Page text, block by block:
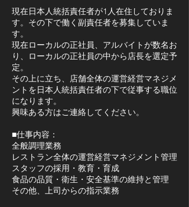
現在日本人統括責任者が1人在住しておりま
す。その下で働く副責任者を募集していま
す。
現在ローカルの正社員、アルバイトが数名お
り、ローカルの正社員の中から店長を選定予
定。
その上に立ち、店舗全体の運営経営マネジメ
ントを日本人統括責任者の下で従事する職位
になります。
興味ある方はご連絡してください。
■仕事内容：
全般調理業務
レストラン全体の運営経営マネジメント管理
スタッフの採用・教育・育成
食品の品質・衛生・安全基準の維持と管理
その他、上司からの指示業務